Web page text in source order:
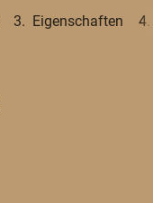
Eigenschaften